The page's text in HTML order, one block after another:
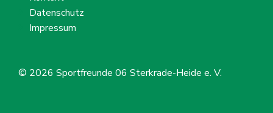
Datenschutz
Impressum
© 2026 Sportfreunde 06 Sterkrade-Heide e. V.